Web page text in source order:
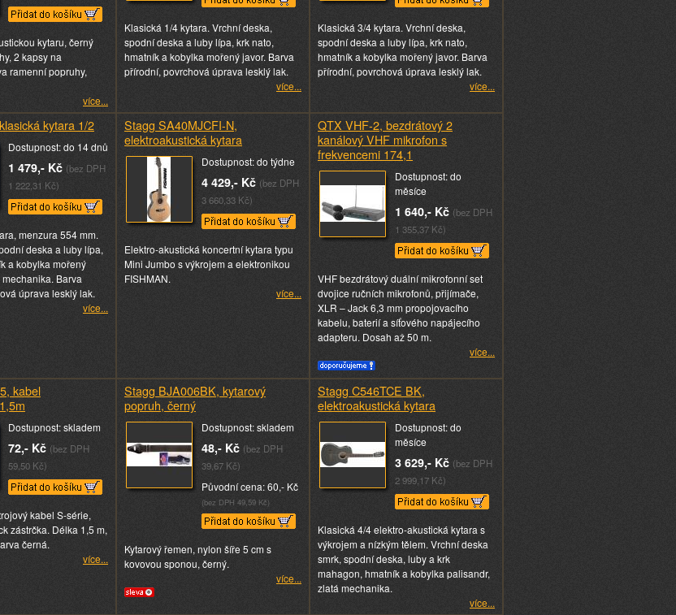
kytaru, černý
2 kapsy na
ramenní popruhy,
více...
Klasická 1/4 kytara. Vrchní deska,
spodní deska a luby lípa, krk nato,
hmatník a kobylka mořený javor. Barva
přírodní, povrchová úprava lesklý lak.
více...
Klasická 3/4 kytara. Vrchní deska,
spodní deska a luby lípa, krk nato,
hmatník a kobylka mořený javor. Barva
přírodní, povrchová úprava lesklý lak.
více...
kytara 1/2
Dostupnost: do 14 dnů
1 479,- Kč (bez DPH
1 222,31 Kč)
menzura 554 mm.
deska a luby lípa,
a kobylka mořený
Barva
úprava lesklý lak.
více...
Stagg SA40MJCFI-N,
elektroakustická kytara
Dostupnost: do týdne
4 429,- Kč (bez DPH
3 660,33 Kč)
Elektro-akustická koncertní kytara typu
Mini Jumbo s výkrojem a elektronikou
FISHMAN.
více...
QTX VHF-2, bezdrátový 2
kanálový VHF mikrofon s
frekvencemi 174,1
Dostupnost: do
měsíce
1 640,- Kč (bez DPH
1 355,37 Kč)
VHF bezdrátový duální mikrofonní set
dvojice ručních mikrofonů, přijímače,
XLR – Jack 6,3 mm propojovacího
kabelu, baterií a síťového napájecího
adapteru. Dosah až 50 m.
více...
kabel
Dostupnost: skladem
72,- Kč (bez DPH
59,50 Kč)
kabel S-série,
zástrčka. Délka 1,5 m,
černá.
více...
Stagg BJA006BK, kytarový
popruh, černý
Dostupnost: skladem
48,- Kč (bez DPH
39,67 Kč)
Původní cena: 60,- Kč
(bez DPH 49,59 Kč)
Kytarový řemen, nylon šíře 5 cm s
kovovou sponou, černý.
více...
Stagg C546TCE BK,
elektroakustická kytara
Dostupnost: do
měsíce
3 629,- Kč (bez DPH
2 999,17 Kč)
Klasická 4/4 elektro-akustická kytara s
výkrojem a nízkým tělem. Vrchní deska
smrk, spodní deska, luby a krk
mahagon, hmatník a kobylka palisandr,
zlatá mechanika.
více...